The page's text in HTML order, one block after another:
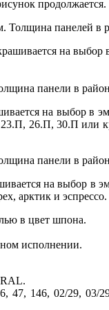
продолжается.
панелей в
на выбор
панели в
на выбор в
26.П, 30.П или
панели в
на выбор в
арктик и эспрессо.
в цвет шпона.
исполнении.
146, 02/29,